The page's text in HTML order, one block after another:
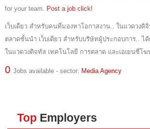
for your team. Post a job click!
เว็บเดียว สำหรับคนที่มองหาโอกาสงาน.. ในแวดวง
ตลาดชั้นนำ เว็บเดียว สำหรับบริษัทผู้ประกอบการ.. ไ
ในแวดวงดิจทัล เทคโนโลยี การตลาด และเอเยนซี่โ
0 Jobs available - sector: Media Agency
Top Employers